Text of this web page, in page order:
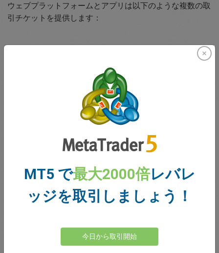
ウェブプラットフォームとアプリは以下のような複数の取
引チケットを提供します：
シンプルな成行き注文タイプの取引で、取引サイズや売買
を選択する事ができます。予想外のイベントや急激な損失
からクライアントの皆様を保護するために、オープンな全
ての取引にストップロスがフィーチャーされています(ス
トップロスは調整可能であるだけでなく無料で誰でも利用
できます)。また、少額の料金を支払えば最大で6時間まで
あるdealCancellationもご利用いただけます。
オプションベースの取引に基づいているので、マージン要
件やスプレッド無しで取引する事ができます。
MT5 で最大2000倍レバレ
ッジを取引しましょう！
今日から取引開始